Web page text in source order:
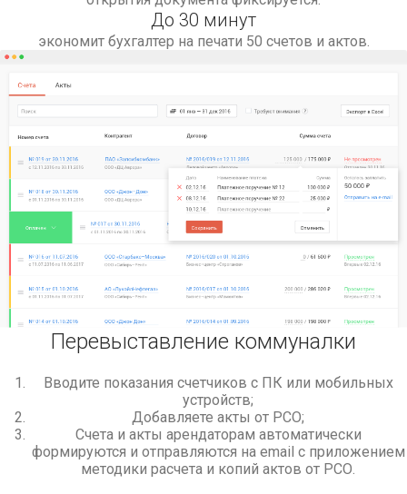
До 30 минут
экономит бухгалтер на печати 50 счетов и актов.
Перевыставление коммуналки
Вводите показания счетчиков с ПК или мобильных
устройств;
Добавляете акты от РСО;
Счета и акты арендаторам автоматически
формируются и отправляются на email с приложением
методики расчета и копий актов от РСО.